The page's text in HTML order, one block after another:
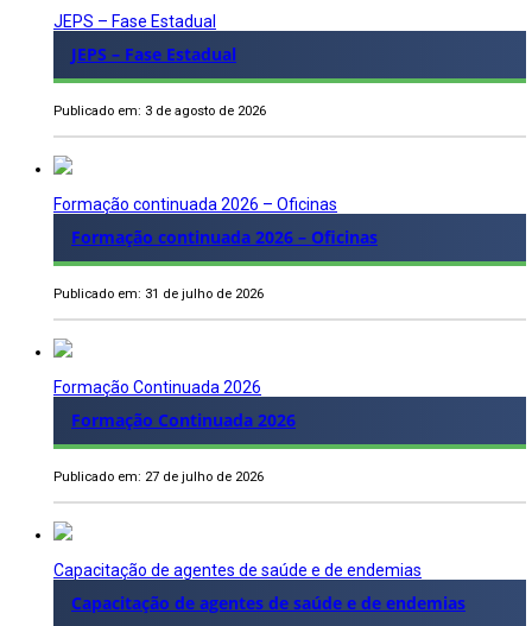
JEPS – Fase Estadual
JEPS – Fase Estadual
Publicado em: 3 de agosto de 2026
Formação continuada 2026 – Oficinas
Formação continuada 2026 – Oficinas
Publicado em: 31 de julho de 2026
Formação Continuada 2026
Formação Continuada 2026
Publicado em: 27 de julho de 2026
Capacitação de agentes de saúde e de endemias
Capacitação de agentes de saúde e de endemias